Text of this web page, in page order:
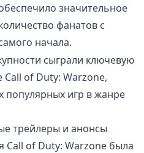
значительное
фанатов с
начала.
сыграли ключевую
of Duty: Warzone,
популярных игр в жанре
трейлеры и анонсы
Call of Duty: Warzone была